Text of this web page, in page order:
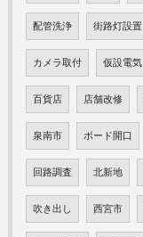
配管洗浄 街路灯設置
カメラ取付 仮設電気
百貨店 店舗改修
泉南市 ボード開口
回路調査 北新地
吹き出し 西宮市